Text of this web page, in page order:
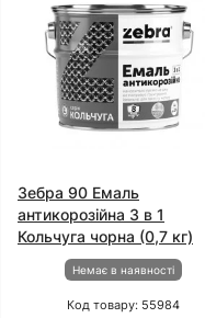
Зебра 90 Емаль
антикорозійна 3 в 1
Кольчуга чорна (0,7 кг)
Немає в наявності
Код товару: 55984